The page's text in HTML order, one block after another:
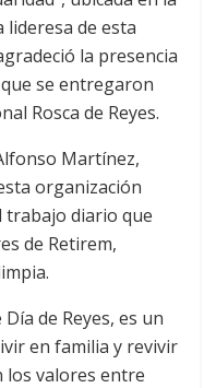
lideresa de esta
la presencia
se entregaron
Rosca de Reyes.
Martínez,
organización
trabajo diario que
de Retirem,
de Reyes, es un
en familia y revivir
los valores entre